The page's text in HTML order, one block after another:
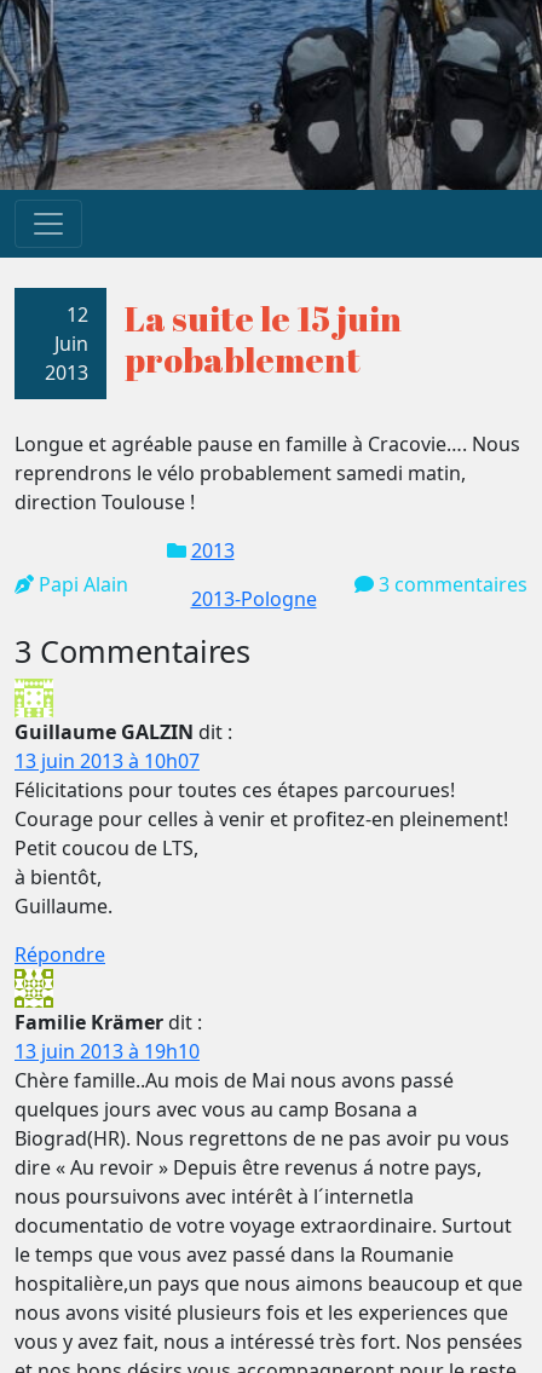
12
Juin
2013
La suite le 15 juin
probablement
Longue et agréable pause en famille à Cracovie…. Nous
reprendrons le vélo probablement samedi matin,
direction Toulouse !
Papi Alain
2013
2013-Pologne
3 commentaires
3 Commentaires
Guillaume GALZIN dit :
13 juin 2013 à 10h07
Félicitations pour toutes ces étapes parcourues!
Courage pour celles à venir et profitez-en pleinement!
Petit coucou de LTS,
à bientôt,
Guillaume.
Répondre
Familie Krämerdit :
13 juin 2013 à 19h10
Chère famille..Au mois de Mai nous avons passé
quelques jours avec vous au camp Bosana a
Biograd(HR). Nous regrettons de ne pas avoir pu vous
dire « Au revoir » Depuis être revenus á notre pays,
nous poursuivons avec intérêt à l´internetla
documentatio de votre voyage extraordinaire. Surtout
le temps que vous avez passé dans la Roumanie
hospitalière,un pays que nous aimons beaucoup et que
nous avons visité plusieurs fois et les experiences que
vous y avez fait, nous a intéressé très fort. Nos pensées